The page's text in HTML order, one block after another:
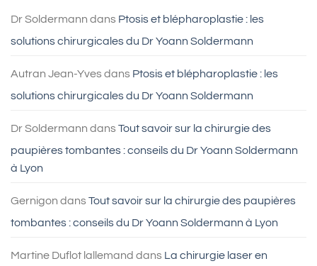
?
Dr Soldermann dans Ptosis et blépharoplastie : les
solutions chirurgicales du Dr Yoann Soldermann
Autran Jean-Yves dans Ptosis et blépharoplastie : les
solutions chirurgicales du Dr Yoann Soldermann
Dr Soldermann dans Tout savoir sur la chirurgie des
paupières tombantes : conseils du Dr Yoann Soldermann
à Lyon
Gernigon dans Tout savoir sur la chirurgie des paupières
tombantes : conseils du Dr Yoann Soldermann à Lyon
Martine Duflot lallemand dans La chirurgie laser en